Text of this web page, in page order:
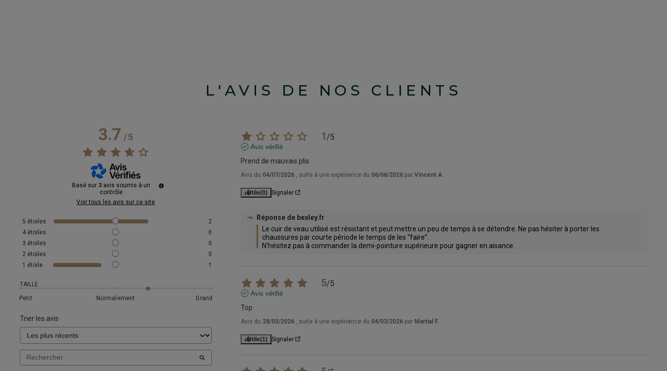
L'AVIS DE NOS CLIENTS
3.7/5
Basé sur 3 avis soumis à un
contrôle
Voir tous les avis sur ce site
5 étoiles
2
4 étoiles
0
3 étoiles
0
2 étoiles
0
1 étoile 1
TAILLE
Petit
Normalement Grand
Trier les avis
1/5
Avis vérifié
Prend de mauvais plis.
Avis du 04/07/2026 , suite à une expérience du 06/06/2026 par Vincent A.
Utile(0) Signaler
Réponse de bexley.fr
Le cuir de veau utilisé est résistant et peut mettre un peu de temps à se détendre. Ne pas hésiter à porter les
chaussures par courte période le temps de les “faire”.
N’hésitez pas à commander la demi-pointure supérieure pour gagner en aisance.
5/5
Avis vérifié
Top
Avis du 28/05/2026 , suite à une expérience du 04/03/2026 par Martial F.
Utile(1) Signaler